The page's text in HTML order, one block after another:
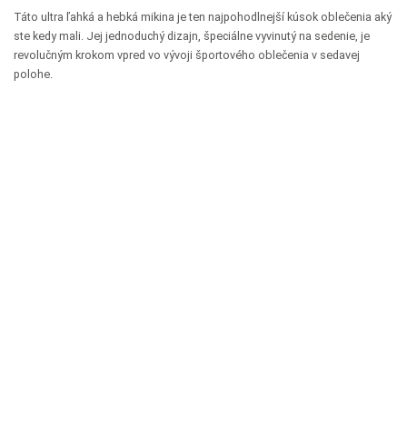
Táto ultra ľahká a hebká mikina je ten najpohodlnejší kúsok oblečenia aký
ste kedy mali. Jej jednoduchý dizajn, špeciálne vyvinutý na sedenie, je
revolučným krokom vpred vo vývoji športového oblečenia v sedavej
polohe.